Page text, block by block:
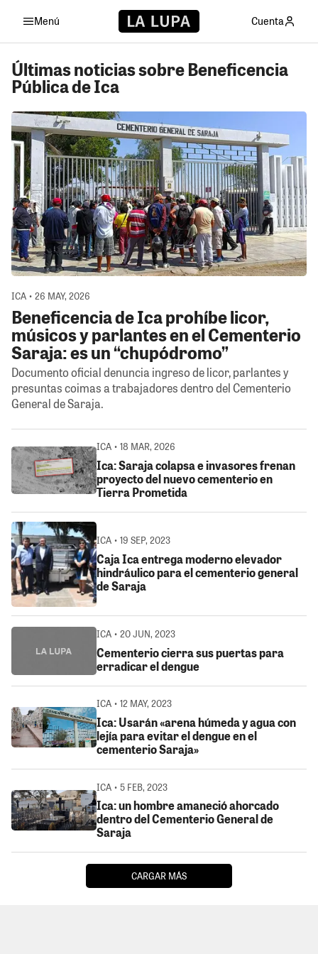
Menú Cuenta
Últimas noticias sobre Beneficencia
Pública de Ica
ICA • 26 MAY, 2026
Beneficencia de Ica prohíbe licor,
músicos y parlantes en el Cementerio
Saraja: es un “chupódromo”
Documento oficial denuncia ingreso de licor, parlantes y
presuntas coimas a trabajadores dentro del Cementerio
General de Saraja.
ICA • 18 MAR, 2026
Ica: Saraja colapsa e invasores frenan
proyecto del nuevo cementerio en
Tierra Prometida
ICA • 19 SEP, 2023
Caja Ica entrega moderno elevador
hindráulico para el cementerio general
de Saraja
ICA • 20 JUN, 2023
Cementerio cierra sus puertas para
erradicar el dengue
ICA • 12 MAY, 2023
Ica: Usarán «arena húmeda y agua con
lejía para evitar el dengue en el
cementerio Saraja»
ICA • 5 FEB, 2023
Ica: un hombre amaneció ahorcado
dentro del Cementerio General de
Saraja
CARGAR MÁS